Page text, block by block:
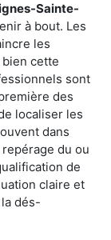
Sainte-
à bout. Les
les
cette
sont
des
localiser les
dans
du ou
de
claire et
dés-